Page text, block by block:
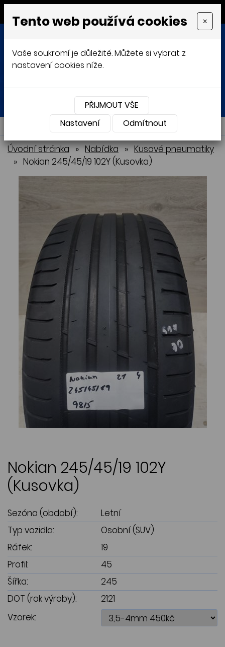
MENU
Přihlásit Košík
NABÍDKA
Úvodní stránka » Nabídka » Kusové pneumatiky
» Nokian 245/45/19 102Y (Kusovka)
Nokian 245/45/19 102Y
(Kusovka)
Sezóna (období):
Letní
Typ vozidla:
Osobní (SUV)
Ráfek:
19
Profil:
45
Šířka:
245
DOT (rok výroby):
2121
Vzorek:
Tento web používá cookies ×
Vaše soukromí je důležité. Můžete si vybrat z
nastavení cookies níže.
PŘIJMOUT VŠE
Nastavení
Odmítnout